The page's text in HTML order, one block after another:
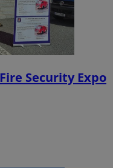
Security Expo